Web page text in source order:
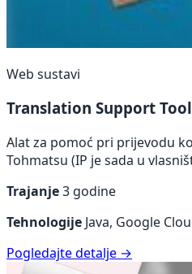
Web sustavi
Translation Support
Alat za pomoć pri prijevodu
Tohmatsu (IP je sada u
Trajanje3 godine
Tehnologije Java, Google
Pogledajte detalje →